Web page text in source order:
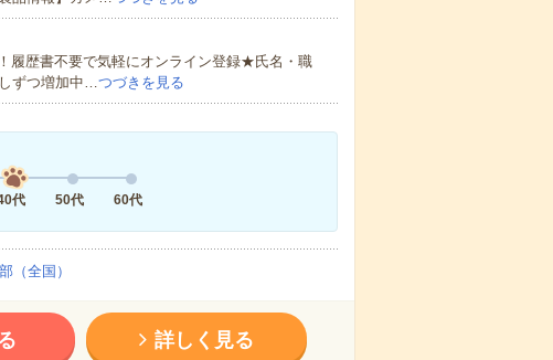
履歴書不要で気軽にオンライン登録★氏名・職
ずつ増加中… つづきを見る
代 50代 60代
（全国）
詳しく見る